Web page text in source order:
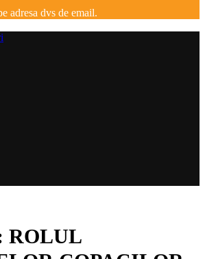
adresa dvs de email.
ROLUL